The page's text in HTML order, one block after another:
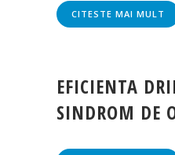
CITESTE MAI MULT
EFICIENTA
SINDROM DE